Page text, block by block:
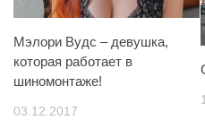
Мэлори Вудс – девушка,
которая работает в
шиномонтаже!
03.12.2017